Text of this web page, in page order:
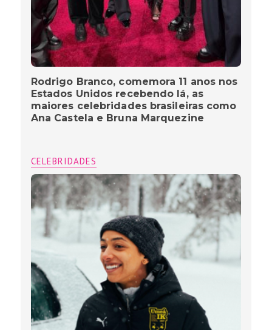
Rodrigo Branco, comemora 11 anos nos
Estados Unidos recebendo lá, as
maiores celebridades brasileiras como
Ana Castela e Bruna Marquezine
CELEBRIDADES